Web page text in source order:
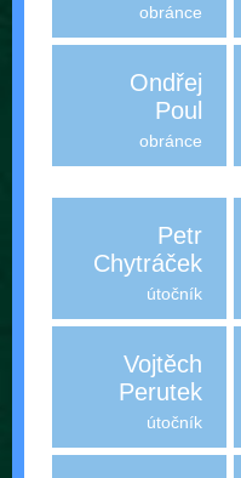
obránce
Ondřej
Poul
obránce
Petr
Chytráček
útočník
Vojtěch
Perutek
útočník